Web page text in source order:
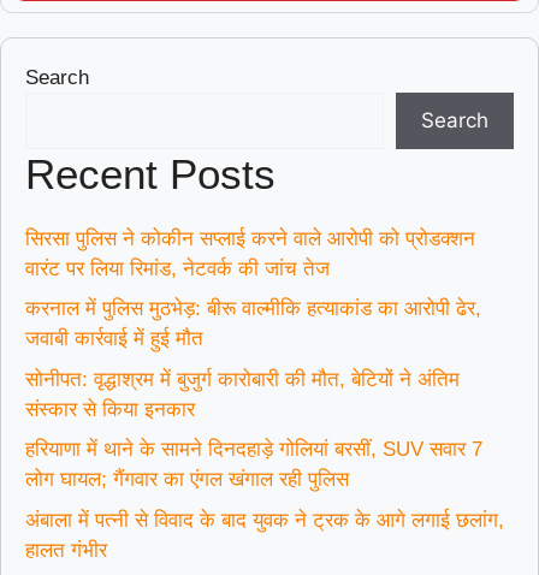
Search
Search
Recent Posts
सिरसा पुलिस ने कोकीन सप्लाई करने वाले आरोपी को प्रोडक्शन
वारंट पर लिया रिमांड, नेटवर्क की जांच तेज
करनाल में पुलिस मुठभेड़: बीरू वाल्मीकि हत्याकांड का आरोपी ढेर,
जवाबी कार्रवाई में हुई मौत
सोनीपत: वृद्धाश्रम में बुजुर्ग कारोबारी की मौत, बेटियों ने अंतिम
संस्कार से किया इनकार
हरियाणा में थाने के सामने दिनदहाड़े गोलियां बरसीं, SUV सवार 7
लोग घायल; गैंगवार का एंगल खंगाल रही पुलिस
अंबाला में पत्नी से विवाद के बाद युवक ने ट्रक के आगे लगाई छलांग,
हालत गंभीर